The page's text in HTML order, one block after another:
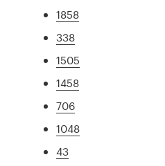
1858
338
1505
1458
706
1048
43